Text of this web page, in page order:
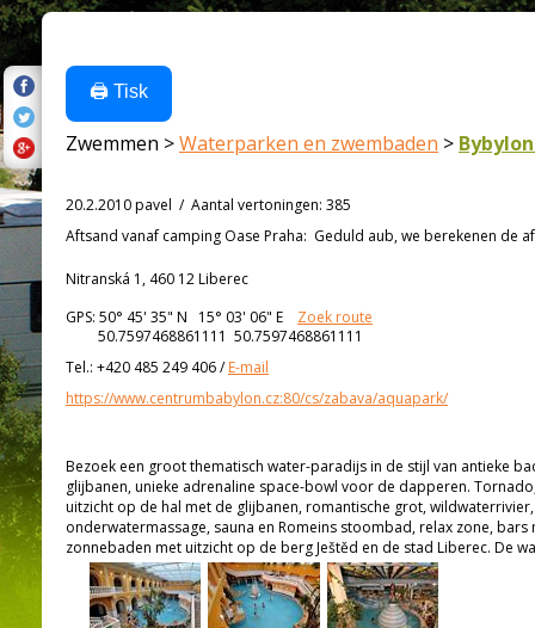
🖨️ Tisk
Zwemmen >Waterparken en zwembaden >
20.2.2010 pavel / Aantal vertoningen: 385
Aftsand vanaf camping Oase Praha: Geduld aub, we berekenen de
Nitranská 1, 460 12 Liberec
GPS: 50° 45' 35" N 15° 03' 06" E
Zoek route
50.7597468861111 50.7597468861111
Tel.: +420 485 249 406/E-mail
https://www.centrumbabylon.cz:80/cs/zabava/aquapark/
Bezoek een groot thematisch water-paradijs in de stijl van antieke
glijbanen, unieke adrenaline space-bowl voor de dapperen.
uitzicht op de hal met de glijbanen, romantische grot,
onderwatermassage, sauna en Romeins stoombad, relax zone,
zonnebaden met uitzicht op de berg Ještěd en de stad Liberec. De